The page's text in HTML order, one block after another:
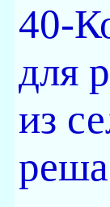
40-
для
из